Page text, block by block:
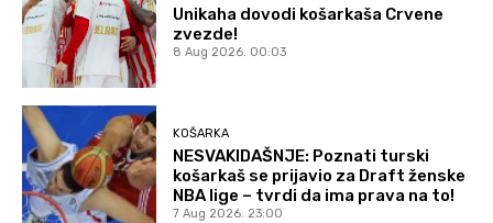
Unikaha dovodi košarkaša Crvene
zvezde!
8 Aug 2026. 00:03
KOŠARKA
NESVAKIDAŠNJE: Poznati turski
košarkaš se prijavio za Draft ženske
NBA lige – tvrdi da ima prava na to!
7 Aug 2026. 23:00